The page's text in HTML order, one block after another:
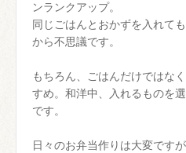
ンランクアップ。
同じごはんとおかずを入れて
から不思議です。
もちろん、ごはんだけではな
すめ。和洋中、入れるものを
です。
日々のお弁当作りは大変です